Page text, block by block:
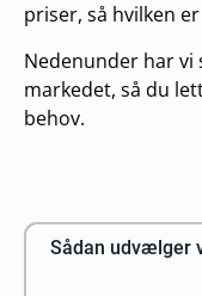
priser, så hvilken
Nedenunder har vi
markedet, så du
behov.
Sådan udvælger